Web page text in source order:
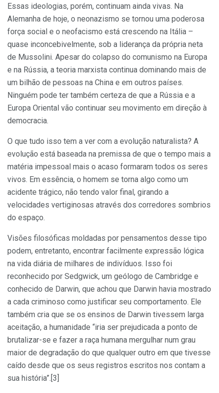
Essas ideologias, porém, continuam ainda vivas. Na
Alemanha de hoje, o neonazismo se tornou uma poderosa
força social e o neofacismo está crescendo na Itália –
quase inconcebivelmente, sob a liderança da própria neta
de Mussolini. Apesar do colapso do comunismo na Europa
e na Rússia, a teoria marxista continua dominando mais de
um bilhão de pessoas na China e em outros países.
Ninguém pode ter também certeza de que a Rússia e a
Europa Oriental vão continuar seu movimento em direção à
democracia.
O que tudo isso tem a ver com a evolução naturalista? A
evolução está baseada na premissa de que o tempo mais a
matéria impessoal mais o acaso formaram todos os seres
vivos. Em essência, o homem se torna algo como um
acidente trágico, não tendo valor final, girando a
velocidades vertiginosas através dos corredores sombrios
do espaço.
Visões filosóficas moldadas por pensamentos desse tipo
podem, entretanto, encontrar facilmente expressão lógica
na vida diária de milhares de indivíduos. Isso foi
reconhecido por Sedgwick, um geólogo de Cambridge e
conhecido de Darwin, que achou que Darwin havia mostrado
a cada criminoso como justificar seu comportamento. Ele
também cria que se os ensinos de Darwin tivessem larga
aceitação, a humanidade “iria ser prejudicada a ponto de
brutalizar-se e fazer a raça humana mergulhar num grau
maior de degradação do que qualquer outro em que tivesse
caído desde que os seus registros escritos nos contam a
sua história”.[3]